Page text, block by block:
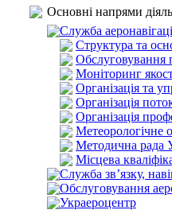
Основні напрями
Служба
Структура та
Обслуговування
Моніторинг
Організація та
Організація
Організація
Метеорологічне
Методична рада
Місцева
Служба зв’язку,
Обслуговування
Украероцентр